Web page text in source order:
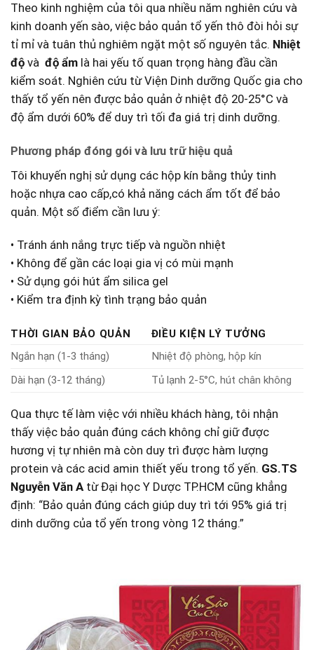
Theo⁤ kinh nghiệm của tôi qua⁤ nhiều năm nghiên cứu và
kinh doanh yến sào, việc bảo quản tổ yến thô đòi hỏi sự
tỉ mỉ ⁢và tuân thủ nghiêm‌ ngặt một số nguyên tắc. Nhiệt
độ và ⁢ độ ẩm là hai yếu tố quan trọng hàng đầu⁤ cần
kiểm soát.‌ Nghiên cứu‌ từ ⁤Viện Dinh dưỡng⁤ Quốc ⁢gia cho
thấy tổ ‌yến ⁢nên được bảo‌ quản ở​ nhiệt độ 20-25°C‌ và
độ ẩm dưới 60% để duy trì tối ⁢đa giá trị‌ dinh dưỡng.
Phương pháp đóng gói và lưu trữ hiệu quả
Tôi khuyến nghị sử⁤ dụng các hộp kín bằng thủy tinh
hoặc ‍nhựa cao cấp,có khả năng cách ẩm tốt để bảo
quản. Một số điểm ‌cần lưu ý:
• Tránh ánh nắng⁣ trực tiếp và nguồn nhiệt
• Không để gần các loại gia vị có mùi mạnh
• Sử dụng⁣ gói hút ẩm silica gel
• ‌Kiểm tra định kỳ tình trạng bảo quản
THỜI GIAN‍ BẢO ​QUẢN
ĐIỀU ‌KIỆN LÝ TƯỞNG
Ngắn ​hạn (1-3 tháng)
Nhiệt độ phòng, hộp kín
Dài hạn (3-12 tháng)
Tủ lạnh 2-5°C, hút chân không
Qua thực tế làm việc với nhiều khách hàng, tôi nhận
thấy việc bảo quản đúng cách không chỉ giữ được
hương vị tự​ nhiên ‍mà ‍còn duy trì được hàm lượng
protein và các acid amin thiết yếu trong ‌tổ yến. GS.TS
‌Nguyễn Văn A từ Đại học Y Dược TP.HCM cũng khẳng
định: “Bảo quản đúng cách giúp duy trì tới 95% giá trị
dinh dưỡng của tổ yến trong vòng 12 tháng.”